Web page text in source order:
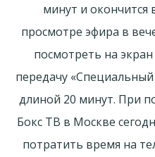
минут и окончится
просмотре эфира в
посмотреть на
передачу
длиной 20 минут. При
Бокс ТВ в Москве
потратить время на